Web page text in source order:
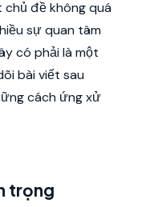
chủ đề không quá
sự quan tâm
có phải là một
bài viết sau
cách ứng xử
trọng